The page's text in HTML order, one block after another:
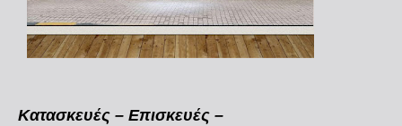
Κατασκευές – Επισκευές –